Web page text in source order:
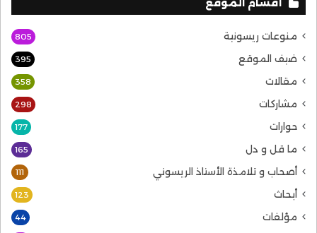
منوعات ريسونية 805
ضيف الموقع 395
مقالات 358
مشاركات 298
حوارات 177
ما قل و دل 165
أصحاب و تلامذة الأستاذ الريسوني 111
أبحاث 123
مؤلفات 44